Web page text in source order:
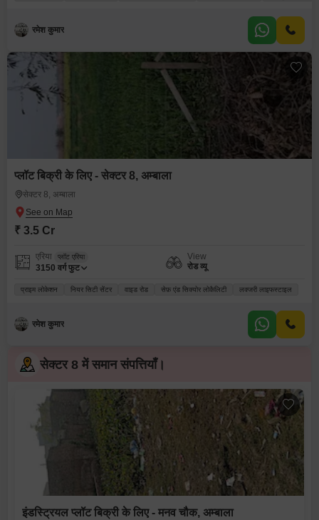
रमेश कुमार
प्लॉट बिक्री के लिए - सेक्टर 8, अम्बाला
सेक्टर 8, अम्बाला
₹ 3.5 Cr
एरिया प्लॉट एरिया
3150 वर्ग फुट
View
रोड व्यू
प्राइम लोकेशन नियर सिटी सेंटर वाइड रोड सेफ़ एंड सिक्योर लोकैलिटी लक्जरी लाइफस्टाइल
रमेश कुमार
सेक्टर 8 में समान संपत्तियाँ।
इंडस्ट्रियल प्लॉट बिक्री के लिए - मनव चौक, अम्बाला